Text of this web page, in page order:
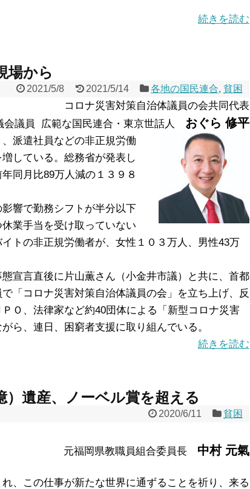
続きを読む
場から
2021/5/8 2021/5/14 各地の国民連合, 貧困
コロナ災害対策自治体議員の会共同代表
会議員 広範な国民連合・東京世話人 おぐら 修平
派遣社員などの非正規労働
している。総務省が発表し
同月比89万人減の１３９８
響で勤務シフトが半分以下
業手当を受け取っていない
トの非正規労働者が、女性１０３万人、男性43万
宣言直後に片山薫さん（小金井市議）と共に、首都
「コロナ災害対策自治体議員の会」を立ち上げ、反
Ｏ、法律家など約40団体による「新型コロナ災害
ら、連日、困窮者支援に取り組んでいる。
続きを読む
）遺産、ノーベル賞を超える
2020/6/11 貧困
元福岡県教職員組合委員長 中村 元氣
この仕事が新たな世界に通ずることを祈り、来る